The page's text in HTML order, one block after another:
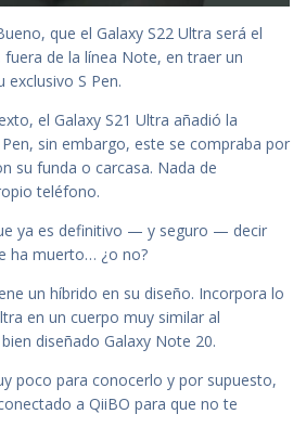
que el Galaxy S22 Ultra será el
de la línea Note, en traer un
exclusivo S Pen.
el Galaxy S21 Ultra añadió la
sin embargo, este se compraba por
su funda o carcasa. Nada de
teléfono.
ya es definitivo — y seguro — decir
ha muerto… ¿o no?
un híbrido en su diseño. Incorpora lo
en un cuerpo muy similar al
diseñado Galaxy Note 20.
poco para conocerlo y por supuesto,
a QiiBO para que no te